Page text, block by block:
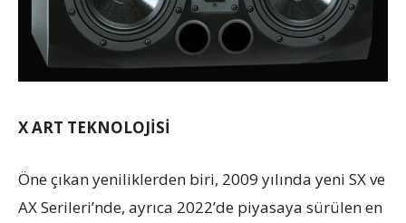
X ART TEKNOLOJİSİ
Öne çıkan yeniliklerden biri, 2009 yılında yeni SX ve
AX Serileri’nde, ayrıca 2022’de piyasaya sürülen en